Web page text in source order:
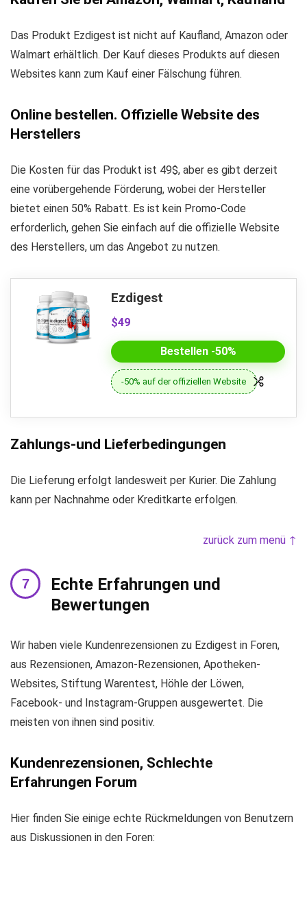
Das Produkt Ezdigest ist nicht auf Kaufland, Amazon oder
Walmart erhältlich. Der Kauf dieses Produkts auf diesen
Websites kann zum Kauf einer Fälschung führen.
Online bestellen. Offizielle Website des
Herstellers
Die Kosten für das Produkt ist 49$, aber es gibt derzeit
eine vorübergehende Förderung, wobei der Hersteller
bietet einen 50% Rabatt. Es ist kein Promo-Code
erforderlich, gehen Sie einfach auf die offizielle Website
des Herstellers, um das Angebot zu nutzen.
Ezdigest
$49
Bestellen -50%
-50% auf der offiziellen Website
Zahlungs-und Lieferbedingungen
Die Lieferung erfolgt landesweit per Kurier. Die Zahlung
kann per Nachnahme oder Kreditkarte erfolgen.
zurück zum menü ↑
Echte Erfahrungen und
Bewertungen
Wir haben viele Kundenrezensionen zu Ezdigest in Foren,
aus Rezensionen, Amazon-Rezensionen, Apotheken-
Websites, Stiftung Warentest, Höhle der Löwen,
Facebook- und Instagram-Gruppen ausgewertet. Die
meisten von ihnen sind positiv.
Kundenrezensionen, Schlechte
Erfahrungen Forum
Hier finden Sie einige echte Rückmeldungen von Benutzern
aus Diskussionen in den Foren: